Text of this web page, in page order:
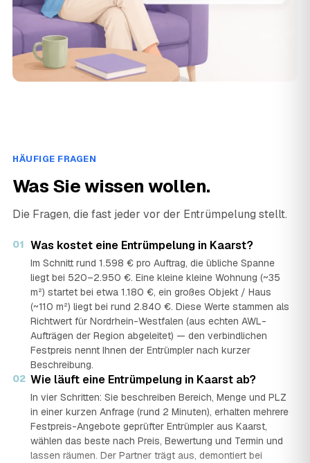
HÄUFIGE FRAGEN
Was Sie wissen wollen.
Die Fragen, die fast jeder vor der Entrümpelung stellt.
01 Was kostet eine Entrümpelung in Kaarst?
Im Schnitt rund 1.598 € pro Auftrag, die übliche Spanne
liegt bei 520–2.950 €. Eine kleine kleine Wohnung (~35
m²) startet bei etwa 1.180 €, ein großes Objekt / Haus
(~110 m²) liegt bei rund 2.840 €. Diese Werte stammen als
Richtwert für Nordrhein-Westfalen (aus echten AWL-
Aufträgen der Region abgeleitet) — den verbindlichen
Festpreis nennt Ihnen der Entrümpler nach kurzer
Beschreibung.
02 Wie läuft eine Entrümpelung in Kaarst ab?
In vier Schritten: Sie beschreiben Bereich, Menge und PLZ
in einer kurzen Anfrage (rund 2 Minuten), erhalten mehrere
Festpreis-Angebote geprüfter Entrümpler aus Kaarst,
wählen das beste nach Preis, Bewertung und Termin und
lassen räumen. Der Partner trägt aus, demontiert bei